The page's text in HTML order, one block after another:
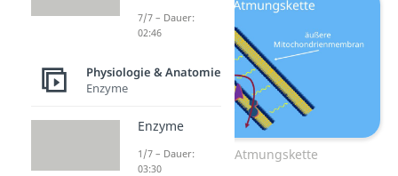
Überblick Atmungskette
7/7 – Dauer:
02:46
Physiologie & Anatomie
Enzyme
Enzyme
1/7 – Dauer:
03:30